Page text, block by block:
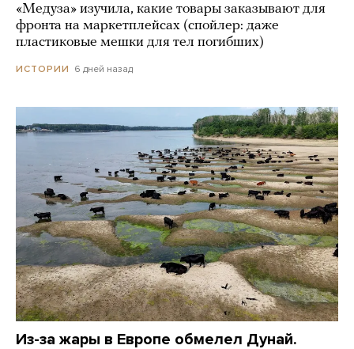
«Медуза» изучила, какие товары заказывают для
фронта на маркетплейсах (спойлер: даже
пластиковые мешки для тел погибших)
ИСТОРИИ 6 дней назад
Из-за жары в Европе обмелел Дунай.